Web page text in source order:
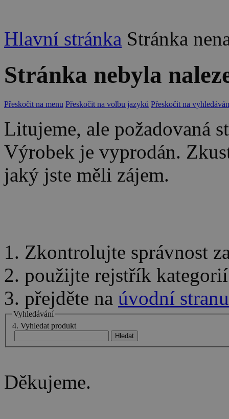
Hlavní stránka Stránka
Stránka nebyla
Přeskočit na menu Přeskočit na volbu jazyků Přeskočit na
Litujeme, ale požadovaná
Výrobek je vyprodán.
jaký jste měli zájem.
1. Zkontrolujte správnost
2. použijte rejstřík
3. přejděte na úvodní stranu
4. Vyhledat produkt
Vyhledávání
Děkujeme.